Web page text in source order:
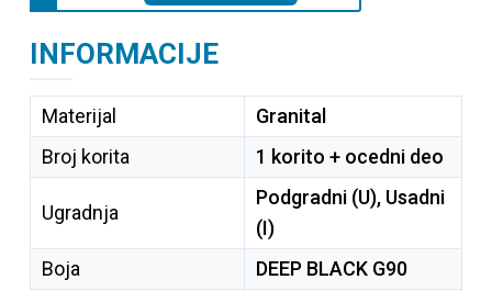
INFORMACIJE
Materijal
Granital
Broj korita
1 korito + ocedni deo
Ugradnja
Podgradni (U), Usadni
(I)
Boja
DEEP BLACK G90